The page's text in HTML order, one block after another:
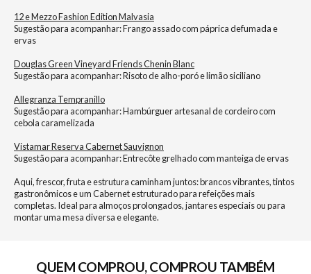
12 e Mezzo Fashion Edition Malvasia
Sugestão para acompanhar: Frango assado com páprica defumada e
ervas
Douglas Green Vineyard Friends Chenin Blanc
Sugestão para acompanhar: Risoto de alho-poró e limão siciliano
Allegranza Tempranillo
Sugestão para acompanhar: Hambúrguer artesanal de cordeiro com
cebola caramelizada
Vistamar Reserva Cabernet Sauvignon
Sugestão para acompanhar: Entrecôte grelhado com manteiga de ervas
Aqui, frescor, fruta e estrutura caminham juntos: brancos vibrantes, tintos
gastronômicos e um Cabernet estruturado para refeições mais
completas. Ideal para almoços prolongados, jantares especiais ou para
montar uma mesa diversa e elegante.
QUEM COMPROU, COMPROU TAMBÉM